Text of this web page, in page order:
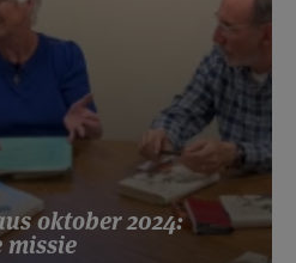
oktober 2024:
missie